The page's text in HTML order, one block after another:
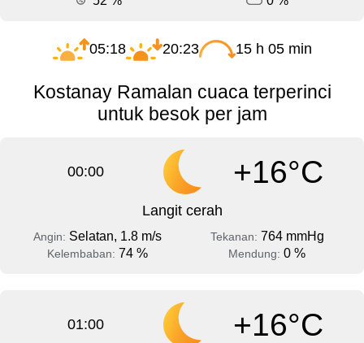
05:18 20:23 15 h 05 min
Kostanay Ramalan cuaca terperinci
untuk besok per jam
00:00 +16°C
Langit cerah
Angin: Selatan, 1.8 m/s Tekanan: 764 mmHg
Kelembaban: 74 % Mendung: 0 %
01:00 +16°C